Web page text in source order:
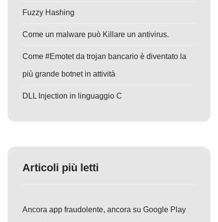
Fuzzy Hashing
Come un malware può Killare un antivirus.
Come #Emotet da trojan bancario è diventato la
più grande botnet in attività
DLL Injection in linguaggio C
Articoli più letti
Ancora app fraudolente, ancora su Google Play